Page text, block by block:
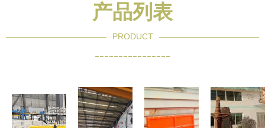
产品列表
PRODUCT
----------------